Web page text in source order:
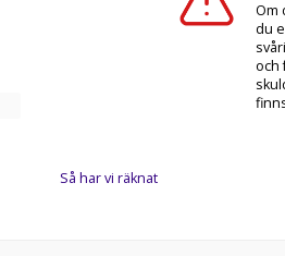
Så har vi räknat
Om
du
och